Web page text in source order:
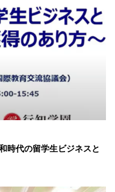
時代の留学生ビジネスと